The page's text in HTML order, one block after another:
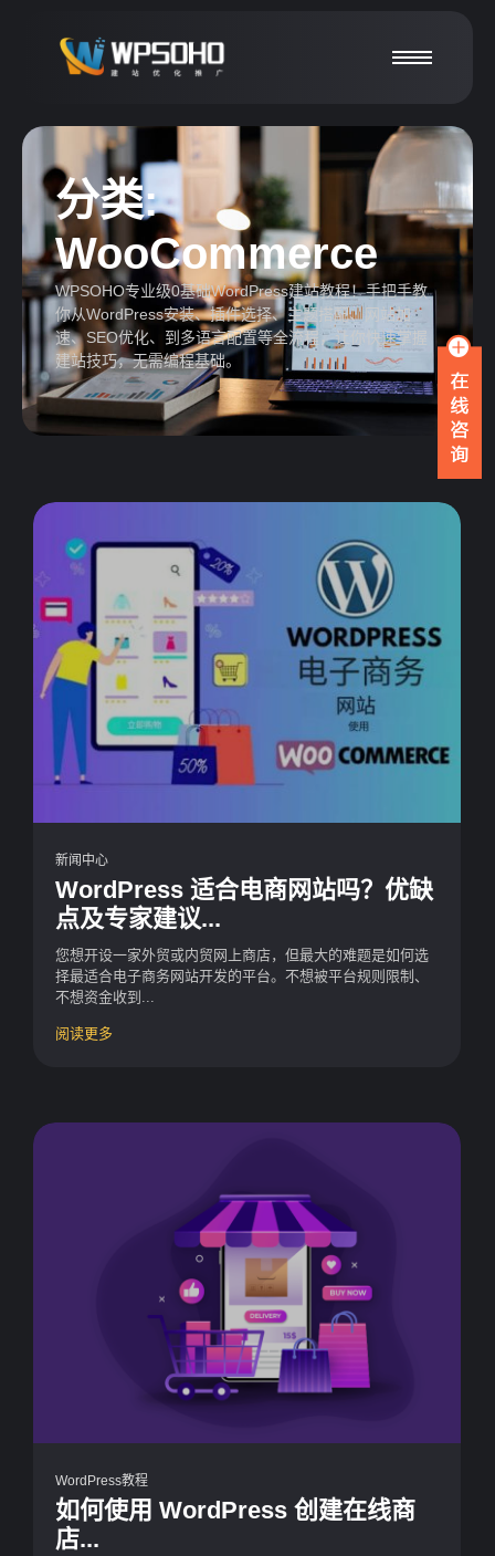
分类:
WooCommerce
WPSOHO专业级0基础WordPress建站教程！手把手教
你从WordPress安装、插件选择、主题搭配、网站加
速、SEO优化、到多语言配置等全流程，让你快速掌握
建站技巧，无需编程基础。
新闻中心
WordPress 适合电商网站吗？优缺
点及专家建议...
您想开设一家外贸或内贸网上商店，但最大的难题是如何选
择最适合电子商务网站开发的平台。不想被平台规则限制、
不想资金收到...
阅读更多
WordPress教程
如何使用 WordPress 创建在线商
店...